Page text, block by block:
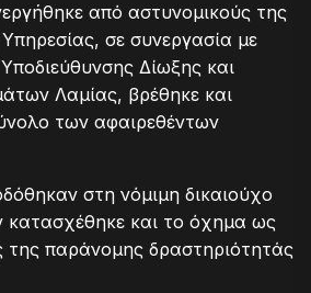
από αστυνομικούς της
σε συνεργασία με
Δίωξης και
Λαμίας, βρέθηκε και
των αφαιρεθέντων
στη νόμιμη δικαιούχο
κατασχέθηκε και το όχημα ως
της παράνομης δραστηριότητάς